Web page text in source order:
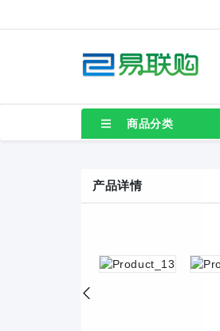
商品分类
产品详情